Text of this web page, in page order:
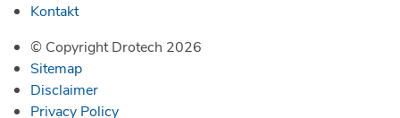
Kontakt
© Copyright Drotech 2026
Sitemap
Disclaimer
Privacy Policy